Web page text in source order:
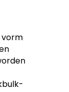
vorm